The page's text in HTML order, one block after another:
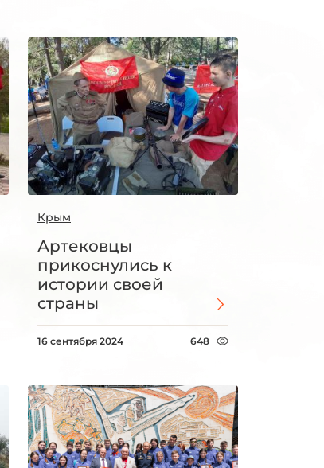
Крым
Артековцы
прикоснулись к
истории своей
страны
16 сентября 2024 648